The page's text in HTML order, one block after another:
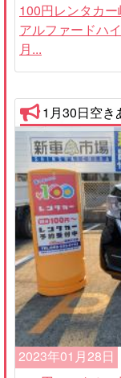
100円レンタカ
アルファードハ
月...
1月30日空き
2023年01月28日